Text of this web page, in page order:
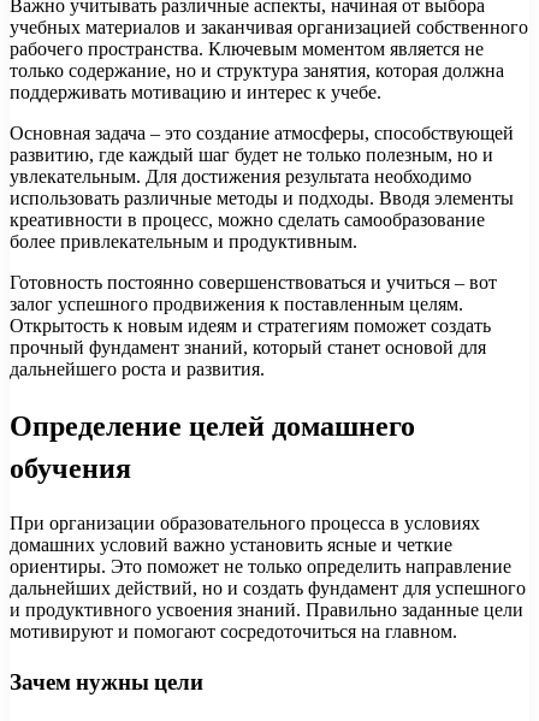
Важно учитывать различные аспекты, начиная от выбора
учебных материалов и заканчивая организацией собственного
рабочего пространства. Ключевым моментом является не
только содержание, но и структура занятия, которая должна
поддерживать мотивацию и интерес к учебе.
Основная задача – это создание атмосферы, способствующей
развитию, где каждый шаг будет не только полезным, но и
увлекательным. Для достижения результата необходимо
использовать различные методы и подходы. Вводя элементы
креативности в процесс, можно сделать самообразование
более привлекательным и продуктивным.
Готовность постоянно совершенствоваться и учиться – вот
залог успешного продвижения к поставленным целям.
Открытость к новым идеям и стратегиям поможет создать
прочный фундамент знаний, который станет основой для
дальнейшего роста и развития.
Определение целей домашнего
обучения
При организации образовательного процесса в условиях
домашних условий важно установить ясные и четкие
ориентиры. Это поможет не только определить направление
дальнейших действий, но и создать фундамент для успешного
и продуктивного усвоения знаний. Правильно заданные цели
мотивируют и помогают сосредоточиться на главном.
Зачем нужны цели